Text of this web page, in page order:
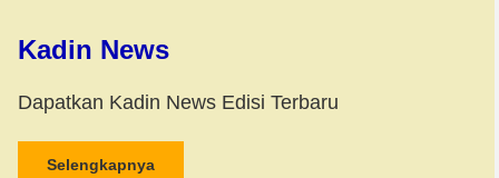
Kadin News
Dapatkan Kadin News Edisi Terbaru
Selengkapnya